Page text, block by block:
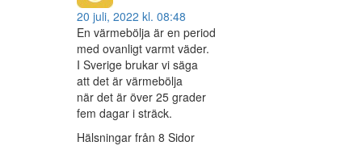
20 juli, 2022 kl. 08:48
En värmebölja är en period
med ovanligt varmt väder.
I Sverige brukar vi säga
att det är värmebölja
när det är över 25 grader
fem dagar i sträck.
Hälsningar från 8 Sidor